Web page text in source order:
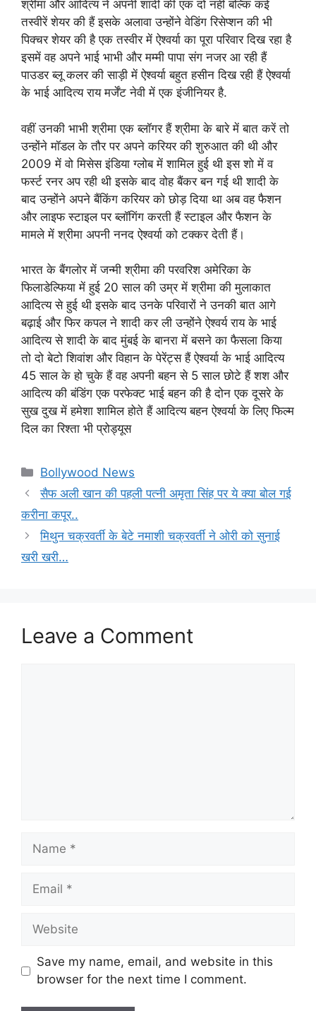
श्रीमा और आदित्य ने अपनी शादी की एक दो नहीं बल्कि कई
तस्वीरें शेयर की हैं इसके अलावा उन्होंने वेडिंग रिसेप्शन की भी
पिक्चर शेयर की है एक तस्वीर में ऐश्वर्या का पूरा परिवार दिख रहा है
इसमें वह अपने भाई भाभी और मम्मी पापा संग नजर आ रही हैं
पाउडर ब्लू कलर की साड़ी में ऐश्वर्या बहुत हसीन दिख रही हैं ऐश्वर्या
के भाई आदित्य राय मर्जेंट नेवी में एक इंजीनियर है.
वहीं उनकी भाभी श्रीमा एक ब्लॉगर हैं श्रीमा के बारे में बात करें तो
उन्होंने मॉडल के तौर पर अपने करियर की शुरुआत की थी और
2009 में वो मिसेस इंडिया ग्लोब में शामिल हुई थी इस शो में व
फर्स्ट रनर अप रही थी इसके बाद वोह बैंकर बन गई थी शादी के
बाद उन्होंने अपने बैंकिंग करियर को छोड़ दिया था अब वह फैशन
और लाइफ स्टाइल पर ब्लॉगिंग करती हैं स्टाइल और फैशन के
मामले में श्रीमा अपनी ननद ऐश्वर्या को टक्कर देती हैं।
भारत के बैंगलोर में जन्मी श्रीमा की परवरिश अमेरिका के
फिलाडेल्फिया में हुई 20 साल की उम्र में श्रीमा की मुलाकात
आदित्य से हुई थी इसके बाद उनके परिवारों ने उनकी बात आगे
बढ़ाई और फिर कपल ने शादी कर ली उन्होंने ऐश्वर्य राय के भाई
आदित्य से शादी के बाद मुंबई के बानरा में बसने का फैसला किया
तो दो बेटो शिवांश और विहान के पेरेंट्स हैं ऐश्वर्या के भाई आदित्य
45 साल के हो चुके हैं वह अपनी बहन से 5 साल छोटे हैं शश और
आदित्य की बंडिंग एक परफेक्ट भाई बहन की है दोन एक दूसरे के
सुख दुख में हमेशा शामिल होते हैं आदित्य बहन ऐश्वर्या के लिए फिल्म
दिल का रिश्ता भी प्रोड्यूस
Categories
Bollywood News
सैफ अली खान की पहली पत्नी अमृता सिंह पर ये क्या बोल गई
करीना कपूर..
मिथुन चक्रवर्ती के बेटे नमाशी चक्रवर्ती ने ओरी को सुनाई
खरी खरी…
Leave a Comment
Name
Email
Website
Save my name, email, and website in this
browser for the next time I comment.